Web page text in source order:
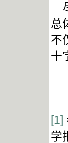
总
不
十
[1]
学